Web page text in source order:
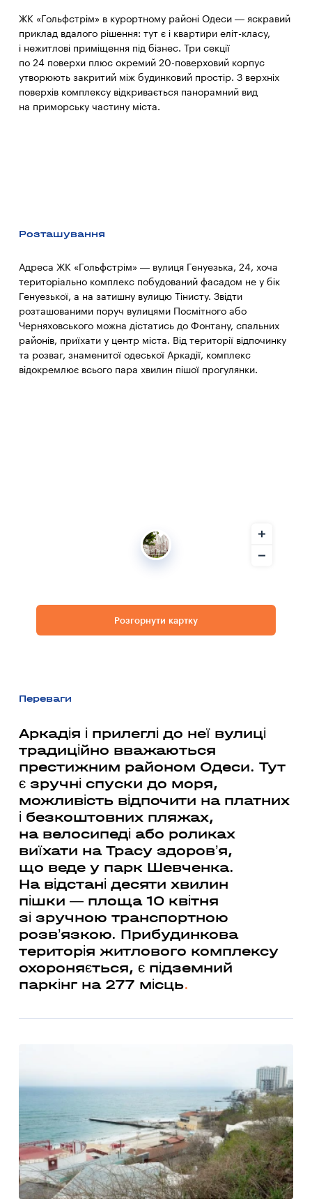
ЖК «Гольфстрім» в курортному районі Одеси — яскравий
приклад вдалого рішення: тут є і квартири еліт-класу,
і нежитлові приміщення під бізнес. Три секції
по 24 поверхи плюс окремий 20-поверховий корпус
утворюють закритий між будинковий простір. З верхніх
поверхів комплексу відкривається панорамний вид
на приморську частину міста.
Розташування
Адреса ЖК «Гольфстрім» — вулиця Генуезька, 24, хоча
територіально комплекс побудований фасадом не у бік
Генуезької, а на затишну вулицю Тінисту. Звідти
розташованими поруч вулицями Посмітного або
Черняховського можна дістатись до Фонтану, спальних
районів, приїхати у центр міста. Від території відпочинку
та розваг, знаменитої одеської Аркадії, комплекс
відокремлює всього пара хвилин пішої прогулянки.
Розгорнути картку
Переваги
Аркадія і прилеглі до неї вулиці
традиційно вважаються
престижним районом Одеси. Тут
є зручні спуски до моря,
можливість відпочити на платних
і безкоштовних пляжах,
на велосипеді або роликах
виїхати на Трасу здоров’я,
що веде у парк Шевченка.
На відстані десяти хвилин
пішки — площа 10 квітня
зі зручною транспортною
розв’язкою. Прибудинкова
територія житлового комплексу
охороняється, є підземний
паркінг на 277 місць